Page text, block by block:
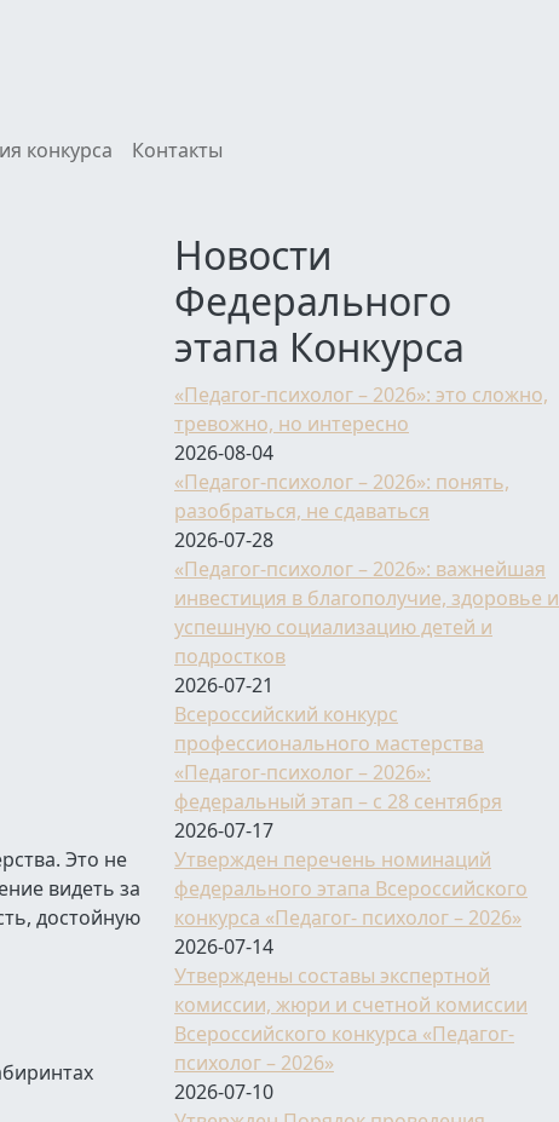
конкурса
Контакты
Это не
видеть за
достойную
Новости
Федерального
этапа Конкурса
«Педагог-психолог – 2026»: это сложно,
тревожно, но интересно
2026-08-04
«Педагог-психолог – 2026»: понять,
разобраться, не сдаваться
2026-07-28
«Педагог-психолог – 2026»: важнейшая
инвестиция в благополучие, здоровье и
успешную социализацию детей и
подростков
2026-07-21
Всероссийский конкурс
профессионального мастерства
«Педагог-психолог – 2026»:
федеральный этап – с 28 сентября
2026-07-17
Утвержден перечень номинаций
федерального этапа Всероссийского
конкурса «Педагог- психолог – 2026»
2026-07-14
Утверждены составы экспертной
комиссии, жюри и счетной комиссии
Всероссийского конкурса «Педагог-
психолог – 2026»
2026-07-10